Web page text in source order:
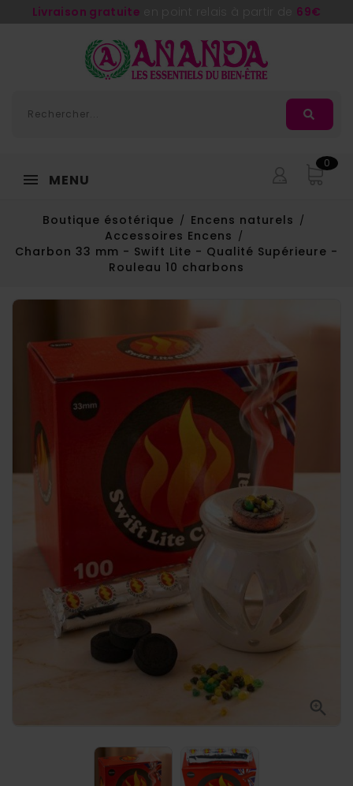
Adorée, la nouvelle huile de massage d' Ananda
MENU
0
Boutique ésotérique
Encens naturels
Accessoires Encens
Charbon 33 mm - Swift Lite - Qualité Supérieure -
Rouleau 10 charbons
